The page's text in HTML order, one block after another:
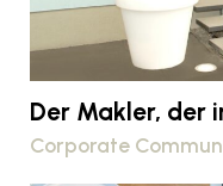
Der Makler, der
Corporate